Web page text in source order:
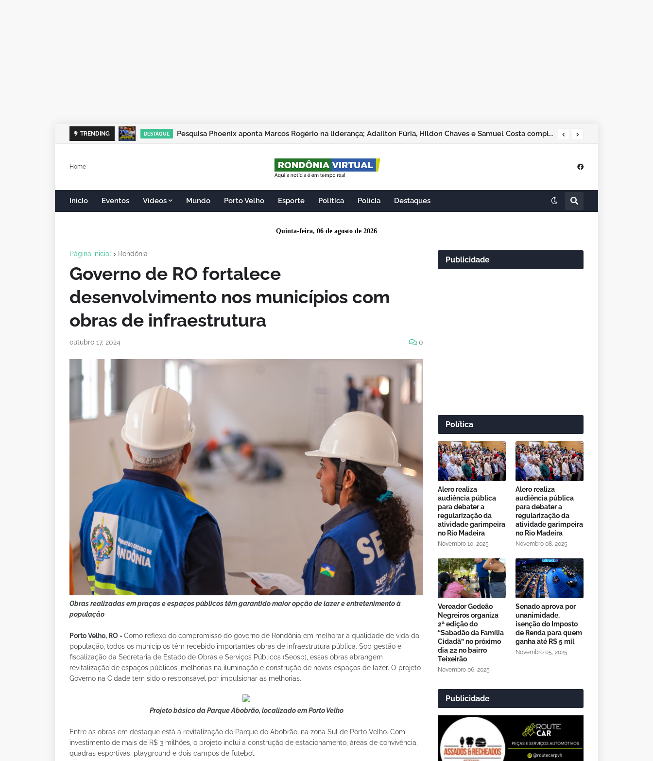
TRENDING DESTAQUE Pesquisa Phoenix aponta Marcos Rogério na liderança; Adailton Fúria, Hildon Chaves e Samuel Costa completam os quatro primeiros
Home
Início Eventos Vídeos Mundo Porto Velho Esporte Política Polícia Destaques
Quinta-feira, 06 de agosto de 2026
Página inicial Rondônia
Governo de RO fortalece
desenvolvimento nos municípios com
obras de infraestrutura
outubro 17, 2024 0
Obras realizadas em praças e espaços públicos têm garantido maior opção de lazer e entretenimento à
população
Porto Velho, RO - Como reflexo do compromisso do governo de Rondônia em melhorar a qualidade de vida da
população, todos os municipios têm recebido importantes obras de infraestrutura pública. Sob gestão e
fiscalização da Secretaria de Estado de Obras e Serviços Públicos (Seosp), essas obras abrangem
revitalização de espaços públicos, melhorias na iluminação e construção de novos espaços de lazer. O projeto
Governo na Cidade tem sido o responsável por impulsionar as melhorias.
Projeto básico da Parque Abobrão, localizado em Porto Velho
Entre as obras em destaque está a revitalização do Parque do Abobrão, na zona Sul de Porto Velho. Com
investimento de mais de R$ 3 milhões, o projeto inclui a construção de estacionamento, áreas de convivência,
quadras esportivas, playground e dois campos de futebol.
Publicidade
Política
Alero realiza
audiência pública
para debater a
regularização da
atividade garimpeira
no Rio Madeira
Novembro 10, 2025
Alero realiza
audiência pública
para debater a
regularização da
atividade garimpeira
no Rio Madeira
Novembro 08, 2025
Vereador Gedeão
Negreiros organiza
2ª edição do
“Sabadão da Família
Cidadã” no próximo
dia 22 no bairro
Teixeirão
Novembro 06, 2025
Senado aprova por
unanimidade,
isenção do Imposto
de Renda para quem
ganha até R$ 5 mil
Novembro 05, 2025
Publicidade